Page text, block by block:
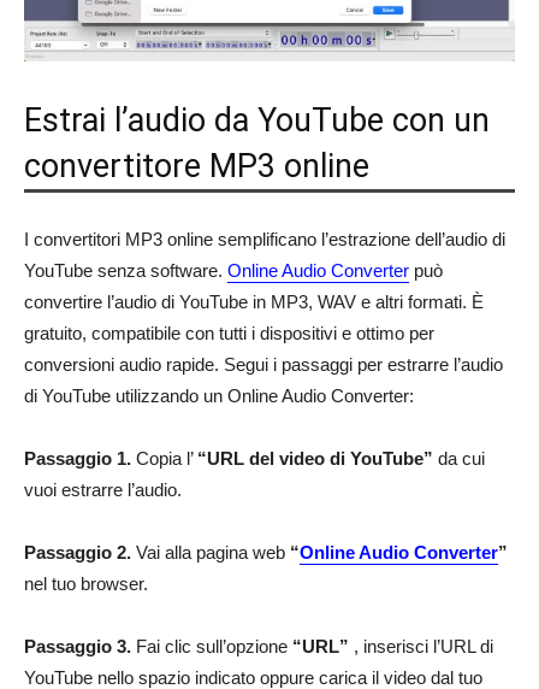
Estrai l’audio da YouTube con un
convertitore MP3 online
I convertitori MP3 online semplificano l’estrazione dell’audio di
YouTube senza software. Online Audio Converter può
convertire l’audio di YouTube in MP3, WAV e altri formati. È
gratuito, compatibile con tutti i dispositivi e ottimo per
conversioni audio rapide. Segui i passaggi per estrarre l’audio
di YouTube utilizzando un Online Audio Converter:
Passaggio 1. Copia l’ “URL del video di YouTube” da cui
vuoi estrarre l’audio.
Passaggio 2. Vai alla pagina web “Online Audio Converter”
nel tuo browser.
Passaggio 3. Fai clic sull’opzione “URL” , inserisci l’URL di
YouTube nello spazio indicato oppure carica il video dal tuo